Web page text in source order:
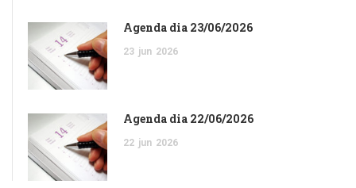
Agenda dia 23/06/2026
23 jun 2026
Agenda dia 22/06/2026
22 jun 2026